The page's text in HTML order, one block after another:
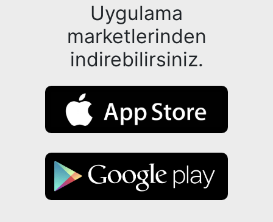
Uygulama
marketlerinden
indirebilirsiniz.